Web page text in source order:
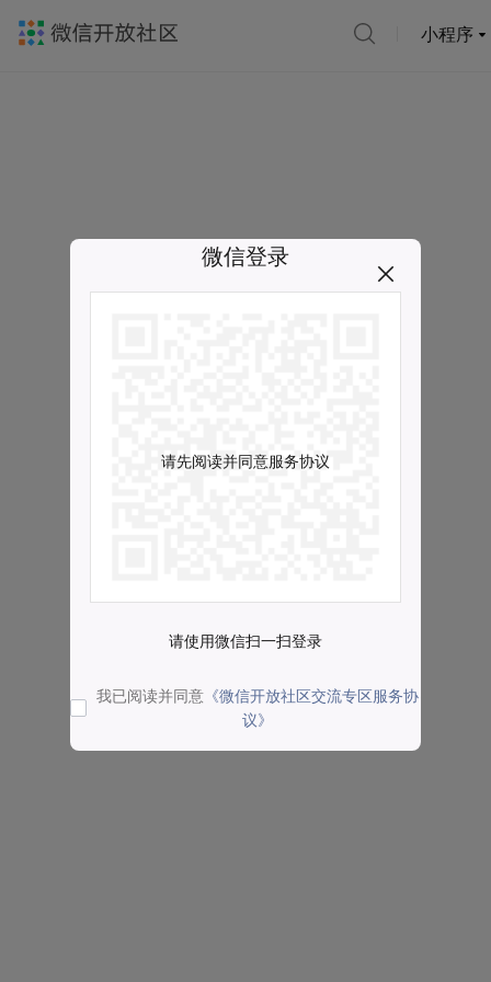
小程序
微信登录
请先阅读并同意服务协议
请使用微信扫一扫登录
我已阅读并同意 《微信开放社区交流专区服务协
议》